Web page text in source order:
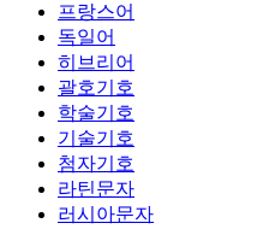
프랑스어
독일어
히브리어
괄호기호
학술기호
기술기호
첨자기호
라틴문자
러시아문자